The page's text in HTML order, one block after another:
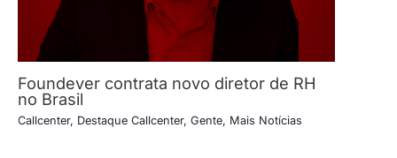
Foundever contrata novo diretor de RH
no Brasil
Callcenter, Destaque Callcenter, Gente, Mais Notícias